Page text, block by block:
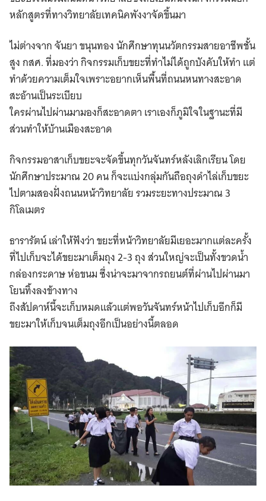
หลักสูตรที่ทางวิทยาลัยเทคนิคพังงาจัดขึ้นมา
ไม่ต่างจาก จันยา ขนุนทอง นักศึกษาทุนนวัตกรรมสายอาชีพชั้น
สูง กสศ. ที่มองว่า กิจกรรมเก็บขยะที่ทำไม่ได้ถูกบังคับให้ทำ แต่
ทำด้วยความเต็มใจเพราะอยากเห็นพื้นที่ถนนหนทางสะอาด
สะอ้านเป็นระเบียบ
ใครผ่านไปผ่านมามองก็สะอาดตา เราเองก็ภูมิใจในฐานะที่มี
ส่วนทำให้บ้านเมืองสะอาด
กิจกรรมอาสาเก็บขยะจะจัดขึ้นทุกวันจันทร์หลังเลิกเรียน โดย
นักศึกษาประมาณ 20 คน ก็จะแบ่งกลุ่มกันถือถุงดำไล่เก็บขยะ
ไปตามสองฝั่งถนนหน้าวิทยาลัย รวมระยะทางประมาณ 3
กิโลเมตร
ธารารัตน์ เล่าให้ฟังว่า ขยะที่หน้าวิทยาลัยมีเยอะมากแต่ละครั้ง
ที่ไปเก็บจะได้ขยะมาเต็มถุง 2-3 ถุง ส่วนใหญ่จะเป็นทั้งขวดน้ำ
กล่องกระดาษ ห่อขนม ซึ่งน่าจะมาจากรถยนต์ที่ผ่านไปผ่านมา
โยนทิ้งลงข้างทาง
ถึงสัปดาห์นี้จะเก็บหมดแล้วแต่พอวันจันทร์หน้าไปเก็บอีกก็มี
ขยะมาให้เก็บจนเต็มถุงอีกเป็นอย่างนี้ตลอด